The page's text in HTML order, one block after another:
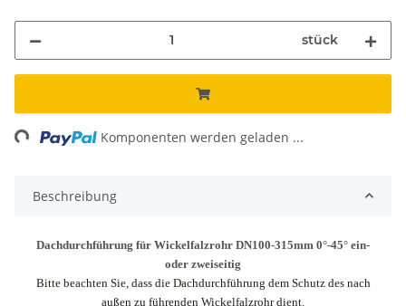
stück
Komponenten werden geladen ...
Beschreibung
Dachdurchführung für Wickelfalzrohr DN100-315mm 0°-45° ein-
oder zweiseitig
Bitte beachten Sie, dass die Dachdurchführung dem Schutz des nach
außen zu führenden Wickelfalzrohr dient.